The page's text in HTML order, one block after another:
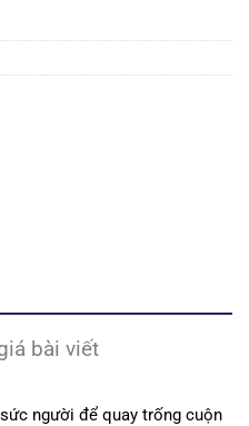
bài viết
người để quay trống cuộn